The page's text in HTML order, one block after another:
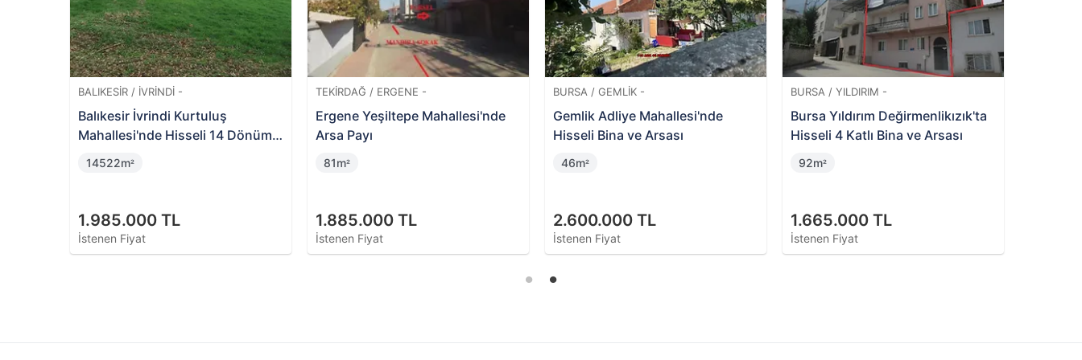
BALIKESIR / İVRINDI -
Balıkesir İvrindi Kurtuluş
Mahallesi'nde Hisseli 14 Dönüm
Tarla
1.985.000 TL
İstenen Fiyat
14522m²
TEKIRDAĞ / ERGENE -
Ergene Yeşiltepe Mahallesi'nde
Arsa Payı
1.885.000 TL
İstenen Fiyat
81m²
BURSA / GEMLIK -
Gemlik Adliye Mahallesi'nde
Hisseli Bina ve Arsası
2.600.000 TL
İstenen Fiyat
46m²
BURSA / YILDIRIM -
Bursa Yıldırım Değirmenlikızık'ta
Hisseli 4 Katlı Bina ve Arsası
1.665.000 TL
İstenen Fiyat
92m²